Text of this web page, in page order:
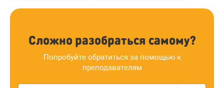
Сложно разобраться самому?
Попробуйте обратиться за помощью к
преподавателям